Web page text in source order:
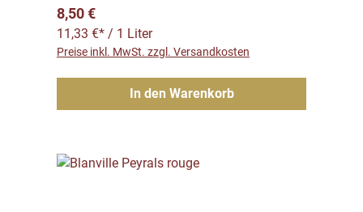
Regulärer Preis:
8,50 €
11,33 €* / 1 Liter
Preise inkl. MwSt. zzgl. Versandkosten
In den Warenkorb